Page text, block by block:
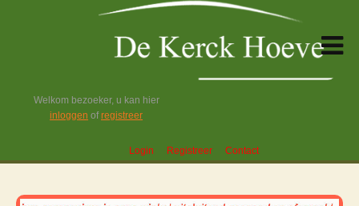
Welkom bezoeker, u kan hier
inloggen ofregistreer
Login Registreer Contact